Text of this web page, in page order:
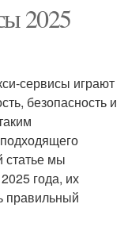
2025
сервисы играют
безопасность и
статье мы
года, их
правильный